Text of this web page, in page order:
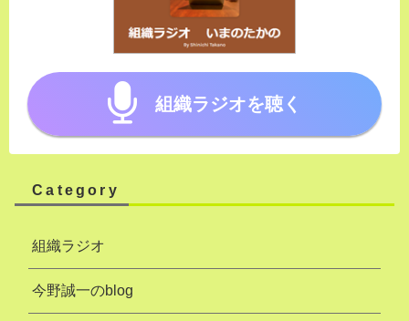
組織ラジオを聴く
Category
組織ラジオ
今野誠一のblog